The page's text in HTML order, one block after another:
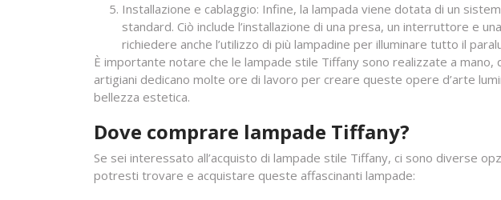
Installazione e cablaggio: Infine, la lampada viene dotata di un
standard. Ciò include l’installazione di una presa, un interruttore e
richiedere anche l’utilizzo di più lampadine per illuminare tutto il
È importante notare che le lampade stile Tiffany sono realizzate a mano,
artigiani dedicano molte ore di lavoro per creare queste opere d’arte
bellezza estetica.
Dove comprare lampade Tiffany?
Se sei interessato all’acquisto di lampade stile Tiffany, ci sono diverse
potresti trovare e acquistare queste affascinanti lampade: